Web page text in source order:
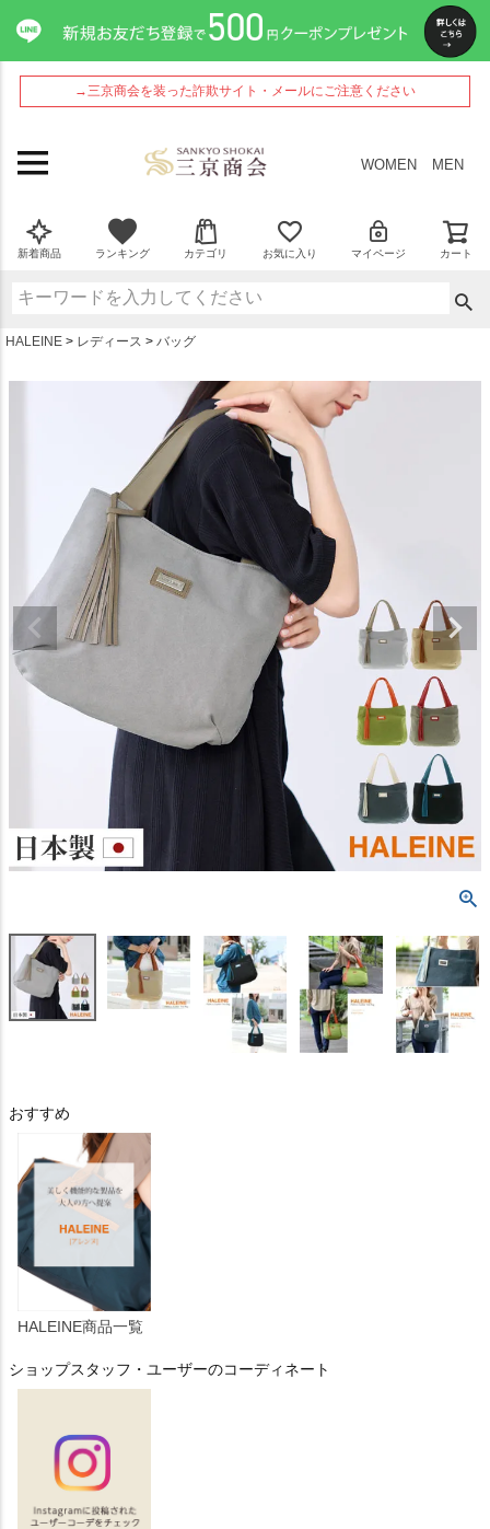
→三京商会を装った詐欺サイト・メールにご注意ください
WOMEN MEN
新着商品 ランキング カテゴリ お気に入り マイページ カート
HALEINE レディース バッグ
おすすめ
HALEINE商品一覧
ショップスタッフ・ユーザーのコーディネート
ペー
ジト
ップ
へ